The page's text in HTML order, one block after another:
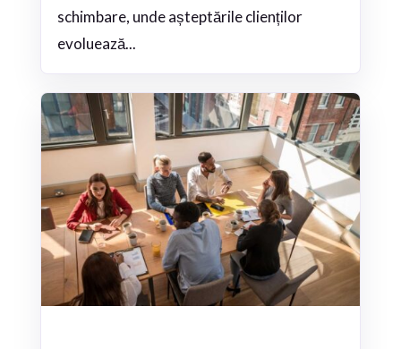
schimbare, unde așteptările clienților
evoluează...